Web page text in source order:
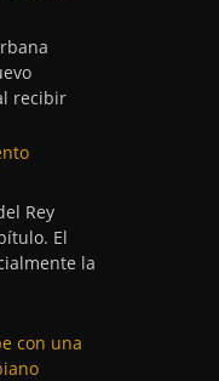
recibir
Rey
El
la
con una